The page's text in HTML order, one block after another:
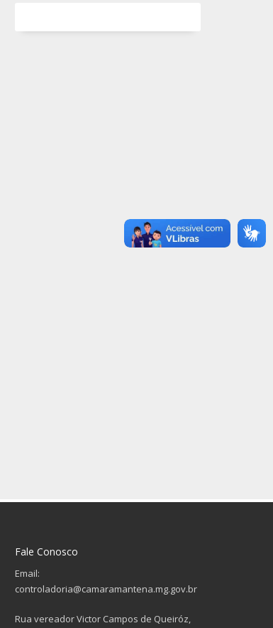
Fale Conosco
Email:
controladoria@camaramantena.mg.gov.br
Rua vereador Victor Campos de Queiróz,